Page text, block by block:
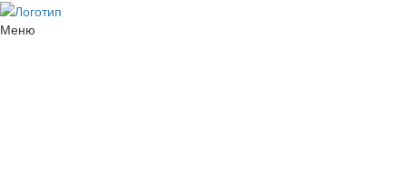
Меню